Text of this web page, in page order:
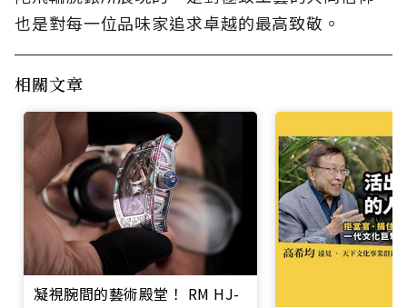
也是對每一位品味家追求卓越的最高致敬。
相關文章
凝視腕間的藝術殿堂！ RM HJ-